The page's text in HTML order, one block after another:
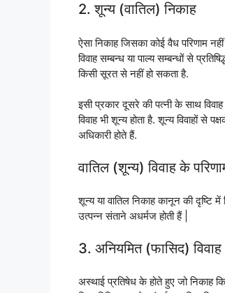
2. शून्य (वातिल) निकाह
ऐसा निकाह जिसका कोई वैध परिणाम नहीं
विवाह सम्बन्ध या पाल्य सम्बन्धों से
किसी सूरत से नहीं हो सकता है.
इसी प्रकार दूसरे की पत्नी के साथ
विवाह भी शून्य होता है. शून्य विवाहों से
अधिकारी होते हैं.
वातिल (शून्य) विवाह के
शून्य या वातिल निकाह कानून की दृष्टि
उत्पन्न संताने अधर्मज होती हैं |
3. अनियमित (फासिद) विवाह
अस्थाई प्रतिषेध के होते हुए जो निकाह